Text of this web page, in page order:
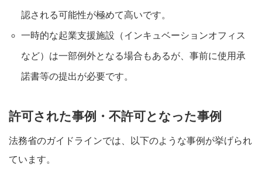
認される可能性が極めて高いです。
一時的な起業支援施設（インキュベーションオフィス
など）は一部例外となる場合もあるが、事前に使用承
諾書等の提出が必要です。
許可された事例・不許可となった事例
法務省のガイドラインでは、以下のような事例が挙げられ
ています。